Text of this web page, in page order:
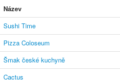
Název
Sushi Time
Pizza Coloseum
Šmak české kuchyně
Cactus